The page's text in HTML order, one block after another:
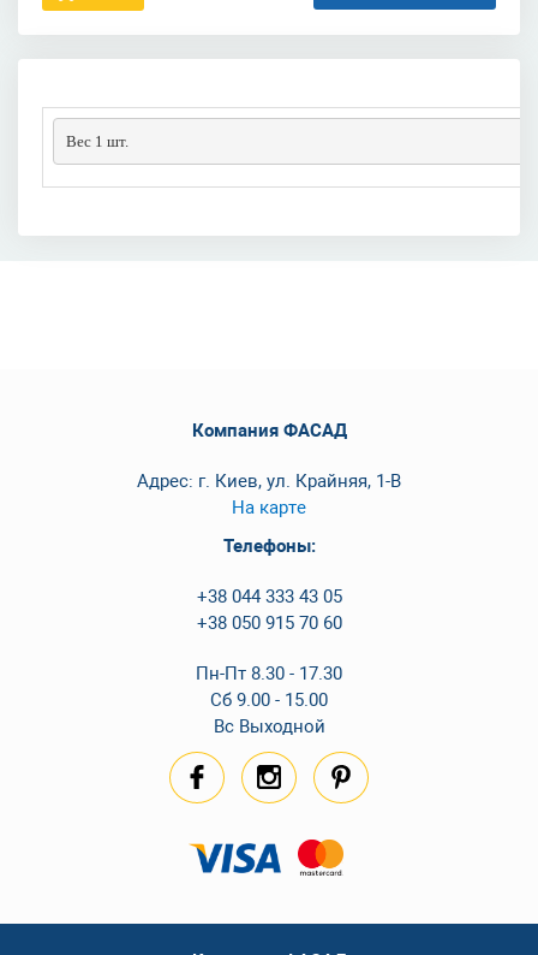
Вес 1 шт.
Компания ФАСАД
Адрес: г. Киев, ул. Крайняя, 1-В
На карте
Телефоны:
+38 044 333 43 05
+38 050 915 70 60
Пн-Пт 8.30 - 17.30
Сб 9.00 - 15.00
Вс Выходной